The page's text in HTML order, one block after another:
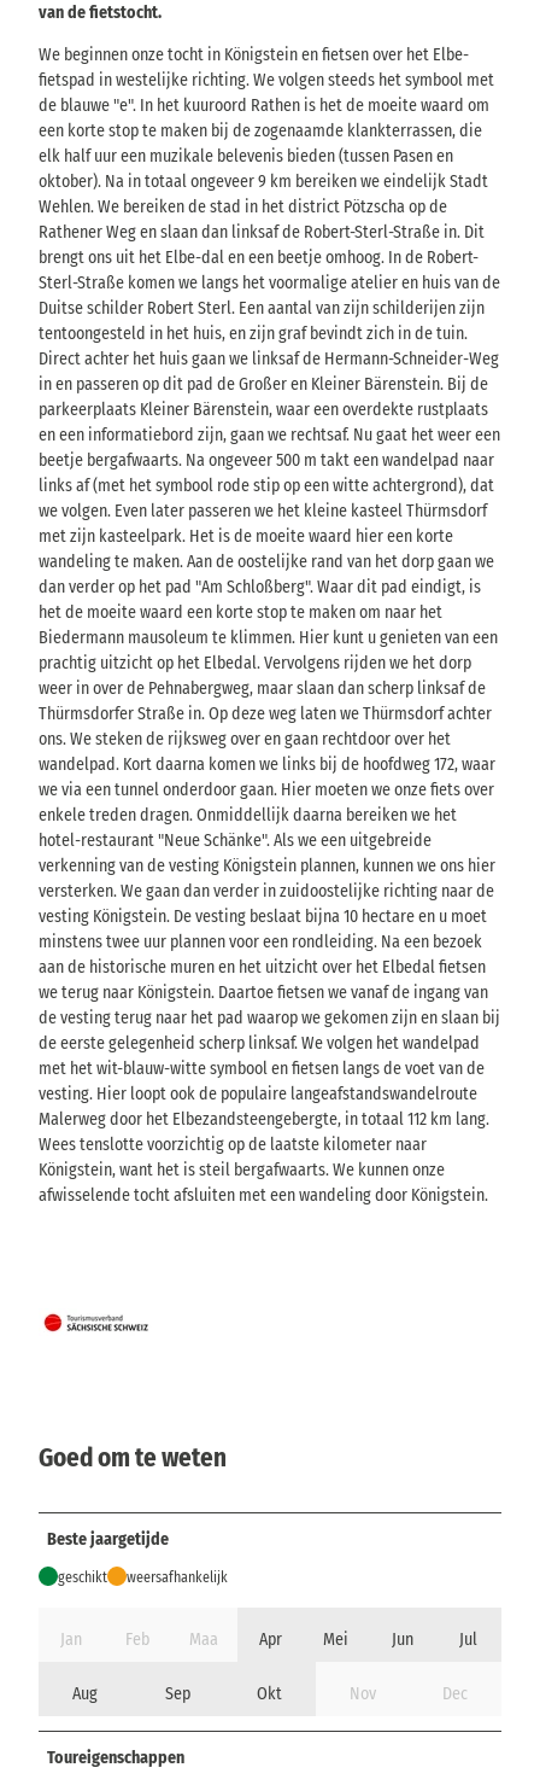
van de fietstocht.
We beginnen onze tocht in Königstein en fietsen over het Elbe-
fietspad in westelijke richting. We volgen steeds het symbool met
de blauwe "e". In het kuuroord Rathen is het de moeite waard om
een korte stop te maken bij de zogenaamde klankterrassen, die
elk half uur een muzikale belevenis bieden (tussen Pasen en
oktober). Na in totaal ongeveer 9 km bereiken we eindelijk Stadt
Wehlen. We bereiken de stad in het district Pötzscha op de
Rathener Weg en slaan dan linksaf de Robert-Sterl-Straße in. Dit
brengt ons uit het Elbe-dal en een beetje omhoog. In de Robert-
Sterl-Straße komen we langs het voormalige atelier en huis van de
Duitse schilder Robert Sterl. Een aantal van zijn schilderijen zijn
tentoongesteld in het huis, en zijn graf bevindt zich in de tuin.
Direct achter het huis gaan we linksaf de Hermann-Schneider-Weg
in en passeren op dit pad de Großer en Kleiner Bärenstein. Bij de
parkeerplaats Kleiner Bärenstein, waar een overdekte rustplaats
en een informatiebord zijn, gaan we rechtsaf. Nu gaat het weer een
beetje bergafwaarts. Na ongeveer 500 m takt een wandelpad naar
links af (met het symbool rode stip op een witte achtergrond), dat
we volgen. Even later passeren we het kleine kasteel Thürmsdorf
met zijn kasteelpark. Het is de moeite waard hier een korte
wandeling te maken. Aan de oostelijke rand van het dorp gaan we
dan verder op het pad "Am Schloßberg". Waar dit pad eindigt, is
het de moeite waard een korte stop te maken om naar het
Biedermann mausoleum te klimmen. Hier kunt u genieten van een
prachtig uitzicht op het Elbedal. Vervolgens rijden we het dorp
weer in over de Pehnabergweg, maar slaan dan scherp linksaf de
Thürmsdorfer Straße in. Op deze weg laten we Thürmsdorf achter
ons. We steken de rijksweg over en gaan rechtdoor over het
wandelpad. Kort daarna komen we links bij de hoofdweg 172, waar
we via een tunnel onderdoor gaan. Hier moeten we onze fiets over
enkele treden dragen. Onmiddellijk daarna bereiken we het
hotel-restaurant "Neue Schänke". Als we een uitgebreide
verkenning van de vesting Königstein plannen, kunnen we ons hier
versterken. We gaan dan verder in zuidoostelijke richting naar de
vesting Königstein. De vesting beslaat bijna 10 hectare en u moet
minstens twee uur plannen voor een rondleiding. Na een bezoek
aan de historische muren en het uitzicht over het Elbedal fietsen
we terug naar Königstein. Daartoe fietsen we vanaf de ingang van
de vesting terug naar het pad waarop we gekomen zijn en slaan bij
de eerste gelegenheid scherp linksaf. We volgen het wandelpad
met het wit-blauw-witte symbool en fietsen langs de voet van de
vesting. Hier loopt ook de populaire langeafstandswandelroute
Malerweg door het Elbezandsteengebergte, in totaal 112 km lang.
Wees tenslotte voorzichtig op de laatste kilometer naar
Königstein, want het is steil bergafwaarts. We kunnen onze
afwisselende tocht afsluiten met een wandeling door Königstein.
Goed om te weten
Beste jaargetijde
geschikt weersafhankelijk
Jan Feb Maa Apr Mei Jun Jul
Aug Sep Okt Nov Dec
Toureigenschappen